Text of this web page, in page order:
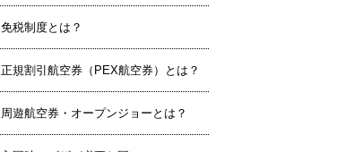
免税制度とは？
正規割引航空券（PEX航空券）とは？
周遊航空券・オープンジョーとは？